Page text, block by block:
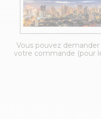
Vous pouvez
votre commande (pour